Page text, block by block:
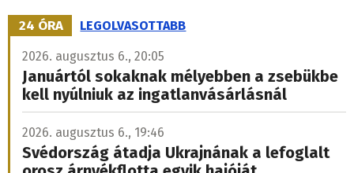
24 ÓRA LEGOLVASOTTABB
2026. augusztus 6., 20:05
Januártól sokaknak mélyebben a zsebükbe
kell nyúlniuk az ingatlanvásárlásnál
2026. augusztus 6., 19:46
Svédország átadja Ukrajnának a lefoglalt